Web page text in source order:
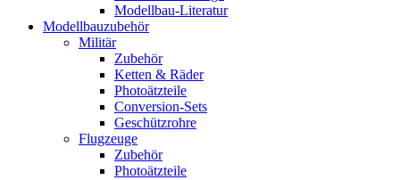
Modellbau-Literatur
Modellbauzubehör
Militär
Zubehör
Ketten & Räder
Photoätzteile
Conversion-Sets
Geschützrohre
Flugzeuge
Zubehör
Photoätzteile